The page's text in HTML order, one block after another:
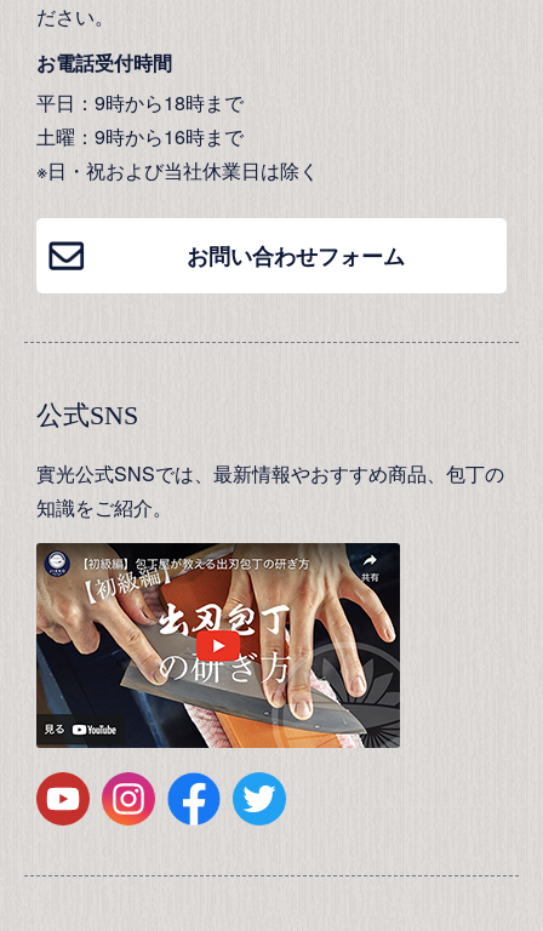
ださい。
お電話受付時間
平日：9時から18時まで
土曜：9時から16時まで
※日・祝および当社休業日は除く
お問い合わせフォーム
公式SNS
實光公式SNSでは、最新情報やおすすめ商品、包丁の
知識をご紹介。